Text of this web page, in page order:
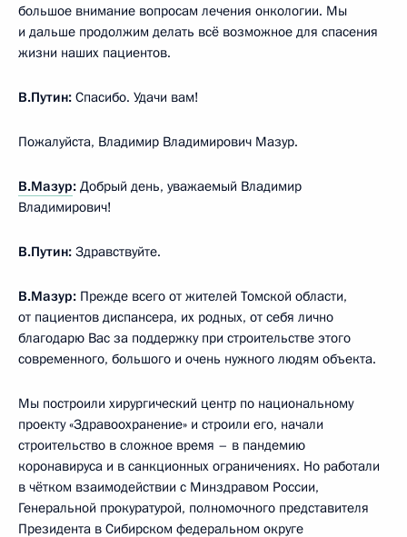
большое внимание вопросам лечения онкологии. Мы
и дальше продолжим делать всё возможное для спасения
жизни наших пациентов.
В.Путин: Спасибо. Удачи вам!
Пожалуйста, Владимир Владимирович Мазур.
В.Мазур: Добрый день, уважаемый Владимир
Владимирович!
В.Путин: Здравствуйте.
В.Мазур: Прежде всего от жителей Томской области,
от пациентов диспансера, их родных, от себя лично
благодарю Вас за поддержку при строительстве этого
современного, большого и очень нужного людям объекта.
Мы построили хирургический центр по национальному
проекту «Здравоохранение» и строили его, начали
строительство в сложное время – в пандемию
коронавируса и в санкционных ограничениях. Но работали
в чётком взаимодействии с Минздравом России,
Генеральной прокуратурой, полномочного представителя
Президента в Сибирском федеральном округе